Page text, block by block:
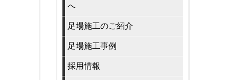
へ
足場施工のご紹介
足場施工事例
採用情報